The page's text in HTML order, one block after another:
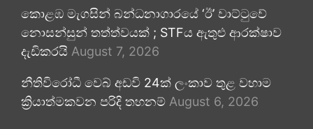
කොළඹ මැගසින් බන්ධනාගාරයේ ‘ඊ’ වාට්ටුවේ
නොසන්සුන් තත්ත්වයක් ; STFය ඇතුළු ආරක්ෂාව
දැඩිකරයි August 7, 2026
නීතිවිරෝධී වෙබ් අඩවි 24ක් ලංකාව තුළ වහාම
ක්‍රියාත්මකවන පරිදි තහනම් August 6, 2026